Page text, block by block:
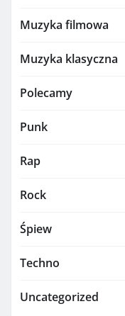
Muzyka filmowa
Muzyka klasyczna
Polecamy
Punk
Rap
Rock
Śpiew
Techno
Uncategorized